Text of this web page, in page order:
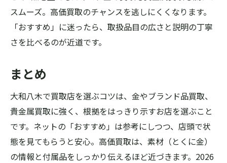
スムーズ。高価買取のチャンスを逃しにくくなります。
「おすすめ」に迷ったら、取扱品目の広さと説明の丁寧
さを比べるのが近道です。
まとめ
大和八木で買取店を選ぶコツは、金やブランド品買取、
貴金属買取に強く、根拠をはっきり示すお店を選ぶこと
です。ネットの「おすすめ」は参考にしつつ、店頭で状
態を見てもらうと安心。高価買取は、素材（とくに金）
の情報と付属品をしっかり伝えるほど近づきます。2026